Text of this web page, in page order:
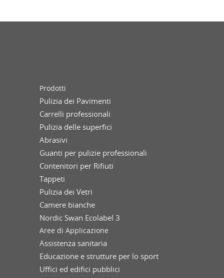
Prodotti
Pulizia dei Pavimenti
Carrelli professionali
Pulizia delle superfici
Abrasivi
Guanti per pulizie professionali
Contenitori per Rifiuti
Tappeti
Pulizia dei Vetri
Camere bianche
Nordic Swan Ecolabel 3
Aree di Applicazione
Assistenza sanitaria
Educazione e strutture per lo sport
Uffici ed edifici pubblici